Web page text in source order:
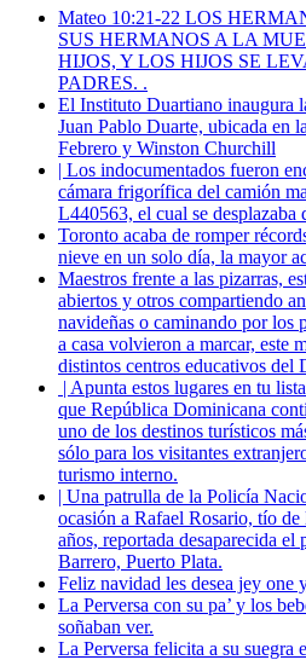
Mateo 10:21-22 LOS
SUS HERMANOS A LA
HIJOS, Y LOS HIJOS SE
PADRES. .
El Instituto Duartiano inaugura
Juan Pablo Duarte, ubicada en
Febrero y Winston Churchill
| Los indocumentados fueron
cámara frigorífica del camión
L440563, el cual se desplazaba
Toronto acaba de romper
nieve en un solo día, la mayor
Maestros frente a las pizarras,
abiertos y otros compartiendo
navideñas o caminando por los
a casa volvieron a marcar, este
distintos centros educativos del
| Apunta estos lugares en tu
que República Dominicana
uno de los destinos turísticos
sólo para los visitantes
turismo interno.
| Una patrulla de la Policía
ocasión a Rafael Rosario, tío
años, reportada desaparecida el
Barrero, Puerto Plata.
Feliz navidad les desea jey one
La Perversa con su pa’ y los
soñaban ver.
La Perversa felicita a su suegra